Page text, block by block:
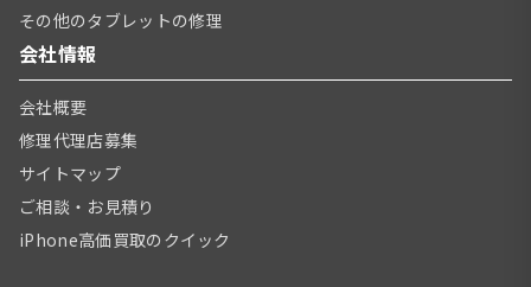
その他のタブレットの修理
会社情報
会社概要
修理代理店募集
サイトマップ
ご相談・お見積り
iPhone高価買取のクイック